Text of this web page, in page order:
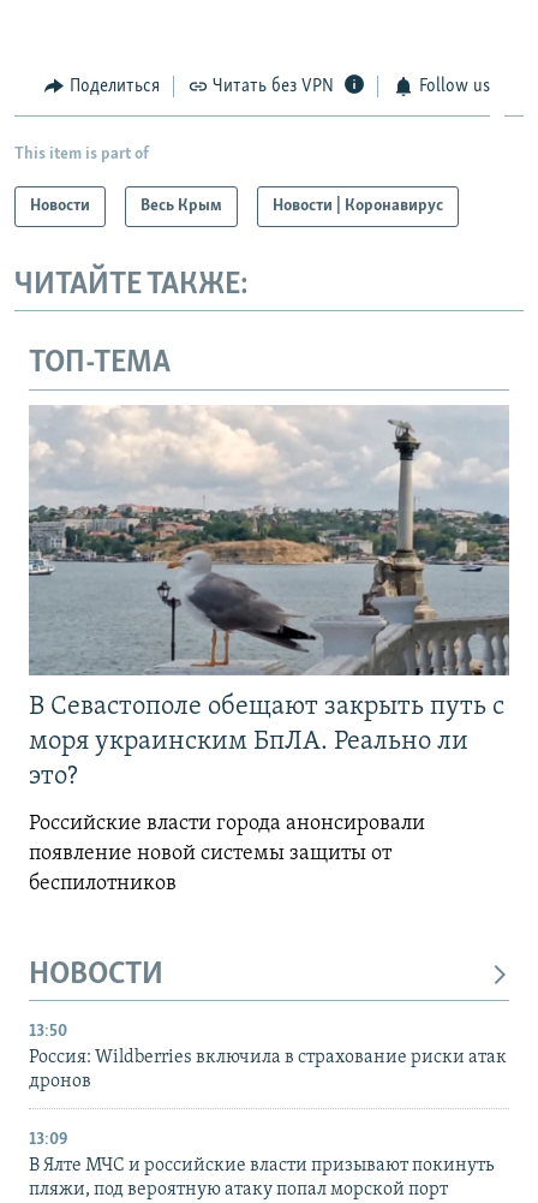
Поделиться Читать без VPN Follow us
This item is part of
Новости Весь Крым Новости | Коронавирус
ЧИТАЙТЕ ТАКЖЕ:
ТОП-ТЕМА
В Севастополе обещают закрыть путь с
моря украинским БпЛА. Реально ли
это?
Российские власти города анонсировали
появление новой системы защиты от
беспилотников
НОВОСТИ
13:50
Россия: Wildberries включила в страхование риски атак
дронов
13:09
В Ялте МЧС и российские власти призывают покинуть
пляжи, под вероятную атаку попал морской порт